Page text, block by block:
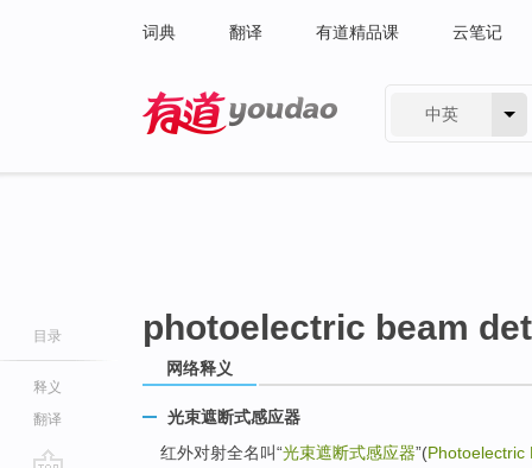
词典 翻译 有道精品课 云笔记
中英
目录
释义
翻译
photoelectric beam
网络释义
光束遮断式感应器
红外对射全名叫“光束遮断式感应器”(Photoelectric